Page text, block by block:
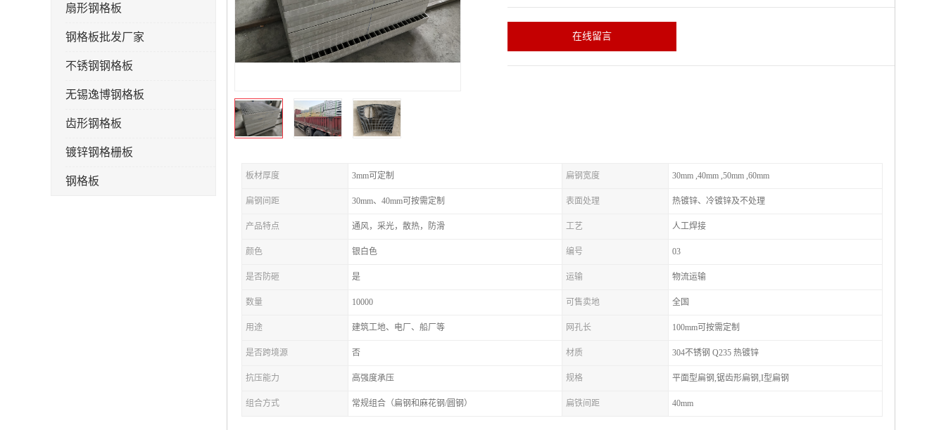
扇形钢格板
钢格板批发厂家
不锈钢钢格板
无锡逸博钢格板
齿形钢格板
镀锌钢格栅板
钢格板
在线留言
板材厚度 3mm可定制 扁钢宽度 30mm ,40mm ,50mm ,60mm
扁钢间距 30mm、40mm可按需定制 表面处理 热镀锌、冷镀锌及不处理
产品特点 通风，采光，散热，防滑 工艺 人工焊接
颜色 银白色 编号 03
是否防砸 是 运输 物流运输
数量 10000 可售卖地 全国
用途 建筑工地、电厂、船厂等 网孔长 100mm可按需定制
是否跨境源 否 材质 304不锈钢 Q235 热镀锌
抗压能力 高强度承压 规格 平面型扁钢,锯齿形扁钢,I型扁钢
组合方式 常规组合（扁钢和麻花钢/圆钢） 扁铁间距 40mm